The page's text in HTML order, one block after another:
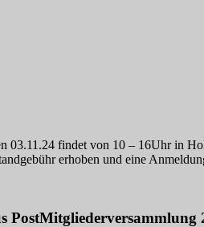
03.11.24 findet von 10 – 16Uhr in
erhoben und eine
PostMitgliederversammlung